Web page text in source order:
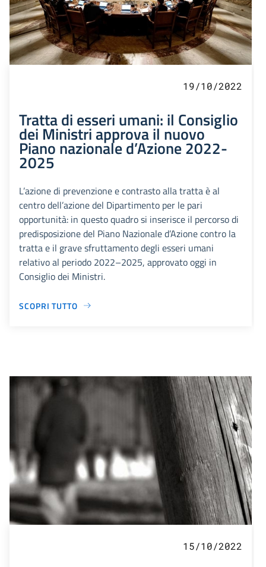
19/10/2022
Tratta di esseri umani: il Consiglio
dei Ministri approva il nuovo
Piano nazionale d’Azione 2022-
2025
L’azione di prevenzione e contrasto alla tratta è al
centro dell’azione del Dipartimento per le pari
opportunità: in questo quadro si inserisce il percorso di
predisposizione del Piano Nazionale d’Azione contro la
tratta e il grave sfruttamento degli esseri umani
relativo al periodo 2022–2025, approvato oggi in
Consiglio dei Ministri.
SCOPRI TUTTO
15/10/2022